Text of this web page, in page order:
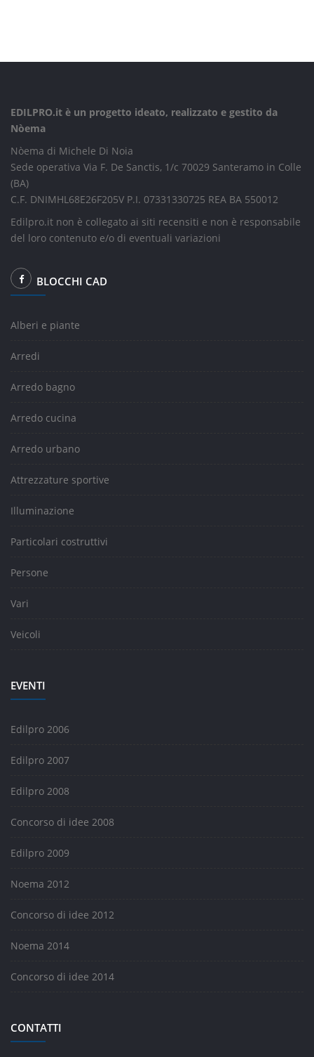
EDILPRO.it è un progetto ideato, realizzato e gestito da
Nòema
Nòema di Michele Di Noia
Sede operativa Via F. De Sanctis, 1/c 70029 Santeramo in Colle
(BA)
C.F. DNIMHL68E26F205V P.I. 07331330725 REA BA 550012
Edilpro.it non è collegato ai siti recensiti e non è responsabile
del loro contenuto e/o di eventuali variazioni
BLOCCHI CAD
Alberi e piante
Arredi
Arredo bagno
Arredo cucina
Arredo urbano
Attrezzature sportive
Illuminazione
Particolari costruttivi
Persone
Vari
Veicoli
EVENTI
Edilpro 2006
Edilpro 2007
Edilpro 2008
Concorso di idee 2008
Edilpro 2009
Noema 2012
Concorso di idee 2012
Noema 2014
Concorso di idee 2014
CONTATTI